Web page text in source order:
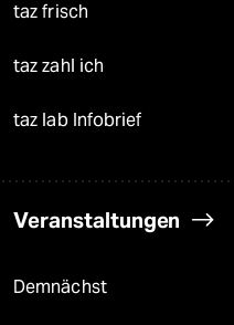
taz frisch
taz zahl ich
taz lab Infobrief
Veranstaltungen
Demnächst